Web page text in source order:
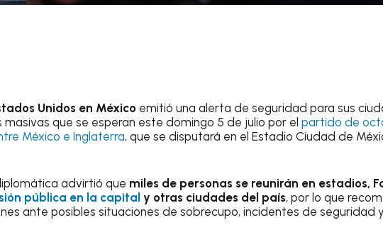
Unidos en México emitió una alerta de seguridad para sus
masivas que se esperan este domingo 5 de julio por el partido de
México e Inglaterra, que se disputará en el Estadio Ciudad de
advirtió que miles de personas se reunirán en estadios,
pública en la capital y otras ciudades del país, por lo que
ante posibles situaciones de sobrecupo, incidentes de seguridad y